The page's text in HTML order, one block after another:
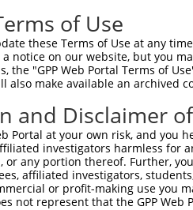
of Use
these Terms of Use at any
notice on our website, but you
the "GPP Web Portal Terms of
also make available an archived
and Disclaimer
Portal at your own risk, and
investigators harmless for
or any portion thereof. Further,
affiliated investigators,
or profit-making use you
not represent that the GPP